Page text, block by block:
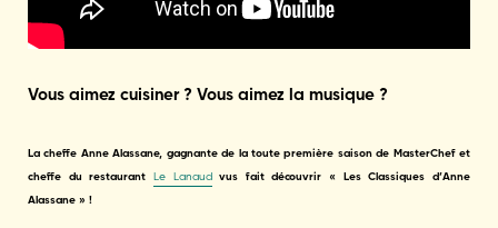
Vous aimez cuisiner ? Vous aimez la musique ?
La cheffe Anne Alassane, gagnante de la toute première saison de MasterChef et
cheffe du restaurant Le Lanaudvus fait découvrir « Les Classiques d’Anne
Alassane » !